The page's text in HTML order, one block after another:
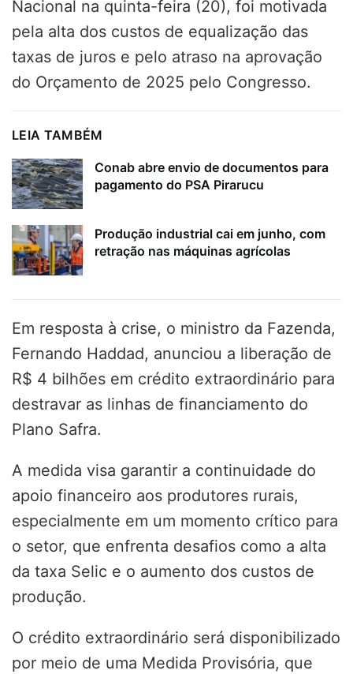
Nacional na quinta-feira (20), foi motivada
pela alta dos custos de equalização das
taxas de juros e pelo atraso na aprovação
do Orçamento de 2025 pelo Congresso.
LEIA TAMBÉM
Conab abre envio de documentos para
pagamento do PSA Pirarucu
Produção industrial cai em junho, com
retração nas máquinas agrícolas
Em resposta à crise, o ministro da Fazenda,
Fernando Haddad, anunciou a liberação de
R$ 4 bilhões em crédito extraordinário para
destravar as linhas de financiamento do
Plano Safra.
A medida visa garantir a continuidade do
apoio financeiro aos produtores rurais,
especialmente em um momento crítico para
o setor, que enfrenta desafios como a alta
da taxa Selic e o aumento dos custos de
produção.
O crédito extraordinário será disponibilizado
por meio de uma Medida Provisória, que